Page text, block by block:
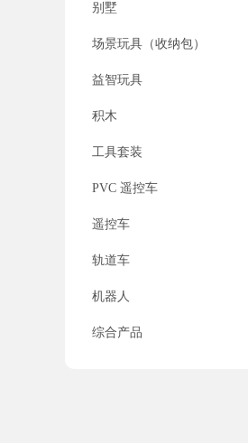
别墅
场景玩具（收纳包）
益智玩具
积木
工具套装
PVC 遥控车
遥控车
轨道车
机器人
综合产品